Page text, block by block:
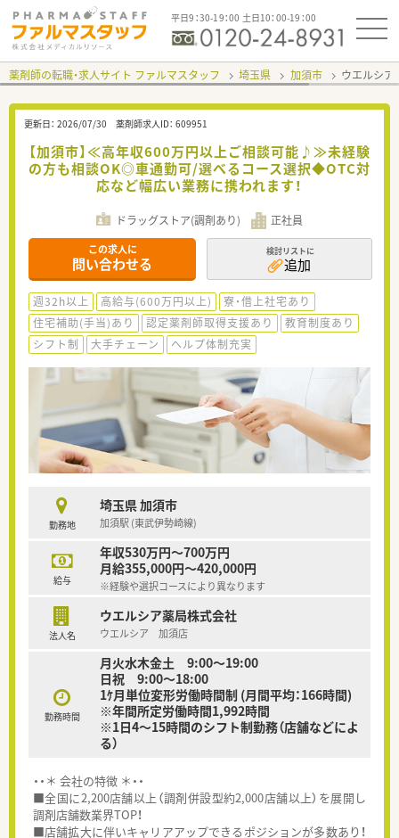
平日9：30-19：00 土日10：00-19：00
薬剤師の転職・求人サイト ファルマスタッフ 埼玉県 加須市 ウエルシ
更新日： 2026/07/30 薬剤師求人ID： 609951
【加須市】≪高年収600万円以上ご相談可能♪≫未経験
の方も相談OK◎車通勤可/選べるコース選択◆OTC対
応など幅広い業務に携われます！
ドラッグストア(調剤あり) 正社員
この求人に
問い合わせる
検討リストに
追加
週32h以上 高給与(600万円以上)
寮・借上社宅あり
住宅補助(手当)あり
認定薬剤師取得支援あり
教育制度あり
シフト制
大手チェーン ヘルプ体制充実
勤務地
埼玉県 加須市
加須駅 (東武伊勢崎線)
給与
年収530万円～700万円
月給355,000円～420,000円
※経験や選択コースにより異なります
法人名
ウエルシア薬局株式会社
ウエルシア 加須店
勤務時間
月火水木金土 9:00～19:00
日祝 9:00～18:00
1ｹ月単位変形労働時間制 (月間平均：166時間)
※年間所定労働時間1,992時間
※1日4～15時間のシフト制勤務（店舗などによ
る）
・・＊ 会社の特徴 ＊・・
■全国に2,200店舗以上（調剤併設型約2,000店舗以上）を展開し
調剤店舗数業界TOP！
■店舗拡大に伴いキャリアアップできるポジションが多数あり！